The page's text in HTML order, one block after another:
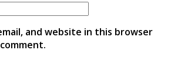
and website in this browser